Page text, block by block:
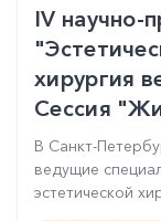
IV научно-
хирургия
Сессия
В Санкт-
ведущие
эстетической